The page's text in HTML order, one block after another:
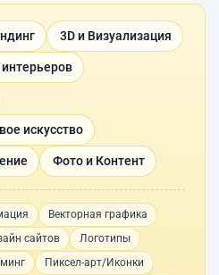
3D и Визуализация
искусство
Фото и Контент
Векторная графика
сайтов
Логотипы
Пиксел-арт/Иконки